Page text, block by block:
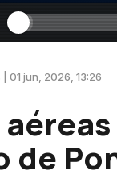
01 jun, 2026, 13:26
de